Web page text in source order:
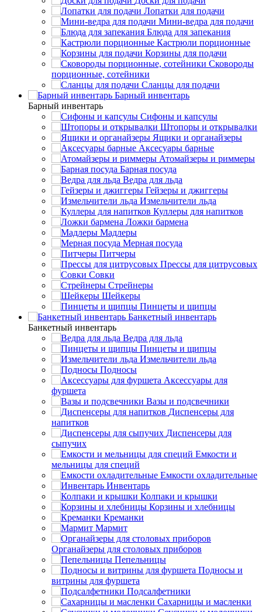
Лопатки для подачи
Мини-ведра для подачи
Блюда для запекания
Кастрюли порционные
Корзины для подачи
Сковороды
порционные, сотейники
Сланцы для подачи
Барный инвентарь
Барный инвентарь
Сифоны и капсулы
Штопоры и открывалки
Ящики и органайзеры
Аксесуары барные
Атомайзеры и риммеры
Барная посуда
Ведра для льда
Гейзеры и джиггеры
Измельчители льда
Куллеры для напитков
Ложки бармена
Мадлеры
Мерная посуда
Питчеры
Прессы для цитрусовых
Совки
Стрейнеры
Шейкеры
Пинцеты и щипцы
Банкетный инвентарь
Банкетный инвентарь
Ведра для льда
Пинцеты и щипцы
Измельчители льда
Подносы
Аксессуары для
фуршета
Вазы и подсвечники
Диспенсеры для
напитков
Диспенсеры для
сыпучих
Емкости и
мельницы для специй
Емкости охладительные
Инвентарь
Колпаки и крышки
Корзины и хлебницы
Креманки
Мармит
Органайзеры для столовых приборов
Пепельницы
Подносы и
витрины для фуршета
Подсалфетники
Сахарницы и масленки